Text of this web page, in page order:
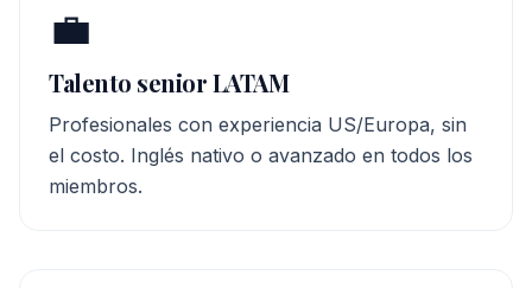
💼
Talento senior LATAM
Profesionales con experiencia US/Europa, sin
el costo. Inglés nativo o avanzado en todos los
miembros.